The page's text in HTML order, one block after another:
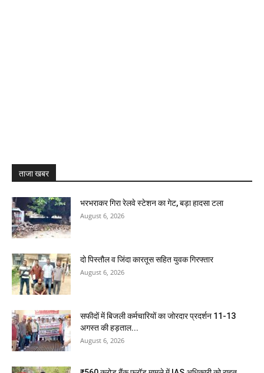
ताजा खबर
भरभराकर गिरा रेलवे स्टेशन का गेट, बड़ा हादसा टला
August 6, 2026
दो पिस्तौल व जिंदा कारतूस सहित युवक गिरफ्तार
August 6, 2026
सफीदों में बिजली कर्मचारियों का जोरदार प्रदर्शन 11-13
अगस्त की हड़ताल...
August 6, 2026